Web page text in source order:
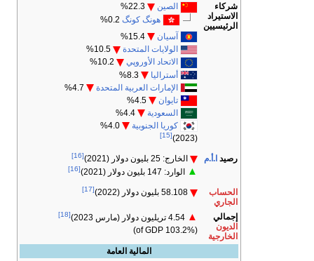
شركاء
الاستيراد
الرئيسيين
الصين
هونگ كونگ0.2%
آسيان
الولايات المتحدة
الاتحاد الأوروپي
أستراليا
الإمارات العربية المتحدة
تايوان
السعودية
كوريا الجنوبية
(2023)
[15]
رصيد ا.أ.م الخارج: 25 بليون دولار (2021) [16]
▲ الوارد: 147 بليون دولار (2021) [16]
الحساب
الجاري
[17]
إجمالي
الديون
الخارجية
▲
[18]
(103.2% of GDP)
المالية العامة